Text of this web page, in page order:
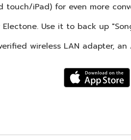
iPad) for even more
Use it to back up
wireless LAN adapter,